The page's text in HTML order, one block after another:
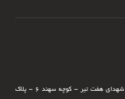
تهران - اسلامشهر - شهرک توحید - خیابان شهدای هفت تیر - کوچه سهند ۶ - پلاک